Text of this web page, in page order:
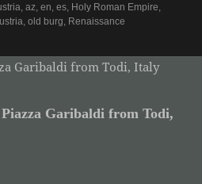
,az,en,es, Holy Roman Empire,
,old burg, Renaissance
Garibaldi from Todi,